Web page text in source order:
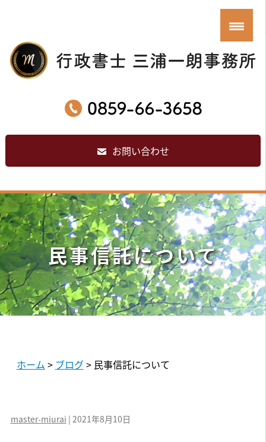
お問い合わせ
民事信託について
ホーム > ブログ> 民事信託について
master-miurai | 2021年8月10日